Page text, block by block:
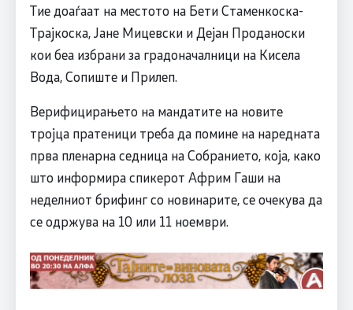
Тие доаѓаат на местото на Бети Стаменкоска-
Трајкоска, Јане Мицевски и Дејан Проданоски
кои беа избрани за градоначалници на Кисела
Вода, Сопиште и Прилеп.
Верифицирањето на мандатите на новите
тројца пратеници треба да помине на наредната
прва пленарна седница на Собранието, која, како
што информира спикерот Африм Гаши на
неделниот брифинг со новинарите, се очекува да
се одржува на 10 или 11 ноември.